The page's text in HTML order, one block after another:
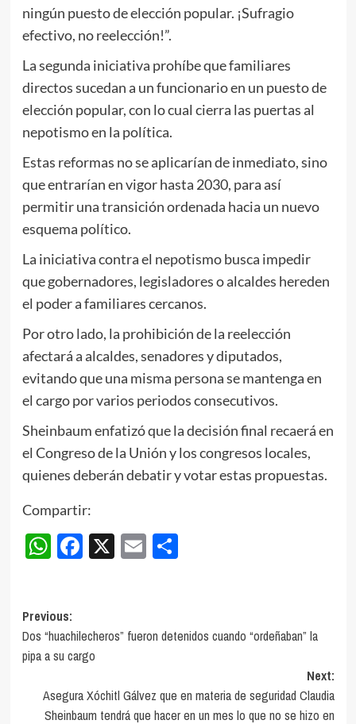
ningún puesto de elección popular. ¡Sufragio
efectivo, no reelección!”.
La segunda iniciativa prohíbe que familiares
directos sucedan a un funcionario en un puesto de
elección popular, con lo cual cierra las puertas al
nepotismo en la política.
Estas reformas no se aplicarían de inmediato, sino
que entrarían en vigor hasta 2030, para así
permitir una transición ordenada hacia un nuevo
esquema político.
La iniciativa contra el nepotismo busca impedir
que gobernadores, legisladores o alcaldes hereden
el poder a familiares cercanos.
Por otro lado, la prohibición de la reelección
afectará a alcaldes, senadores y diputados,
evitando que una misma persona se mantenga en
el cargo por varios periodos consecutivos.
Sheinbaum enfatizó que la decisión final recaerá en
el Congreso de la Unión y los congresos locales,
quienes deberán debatir y votar estas propuestas.
Compartir:
WhatsApp
Facebook
X EmailCompartir
Post
navigation
Previous:
Dos “huachilecheros” fueron detenidos cuando “ordeñaban” la
pipa a su cargo
Next:
Asegura Xóchitl Gálvez que en materia de seguridad Claudia
Sheinbaum tendrá que hacer en un mes lo que no se hizo en